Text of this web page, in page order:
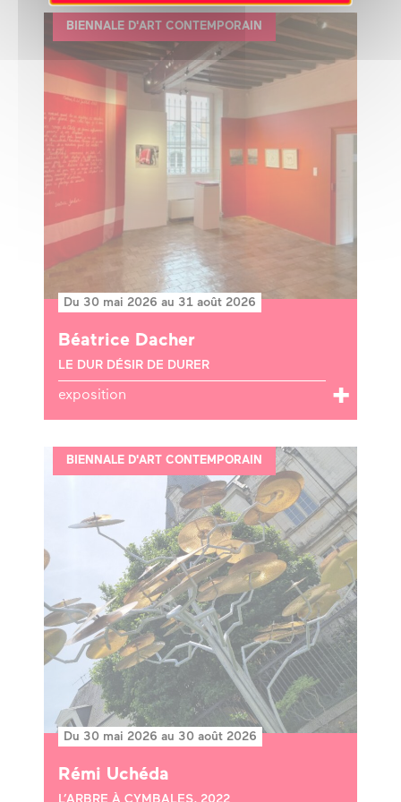
BIENNALE D'ART CONTEMPORAIN
Du 30 mai 2026 au 31 août 2026
Béatrice Dacher
LE DUR DÉSIR DE DURER
exposition
BIENNALE D'ART CONTEMPORAIN
Du 30 mai 2026 au 30 août 2026
Rémi Uchéda